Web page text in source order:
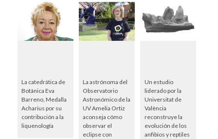
La catedrática de
Botánica Eva
Barreno, Medalla
Acharius por su
contribución a la
liquenología
La astrónoma del
Observatorio
Astronómico de la
UV Amelia Ortiz
aconseja cómo
observar el
eclipse con
Un estudio
liderado por la
Universitat de
València
reconstruye la
evolución de los
anfibios y reptiles